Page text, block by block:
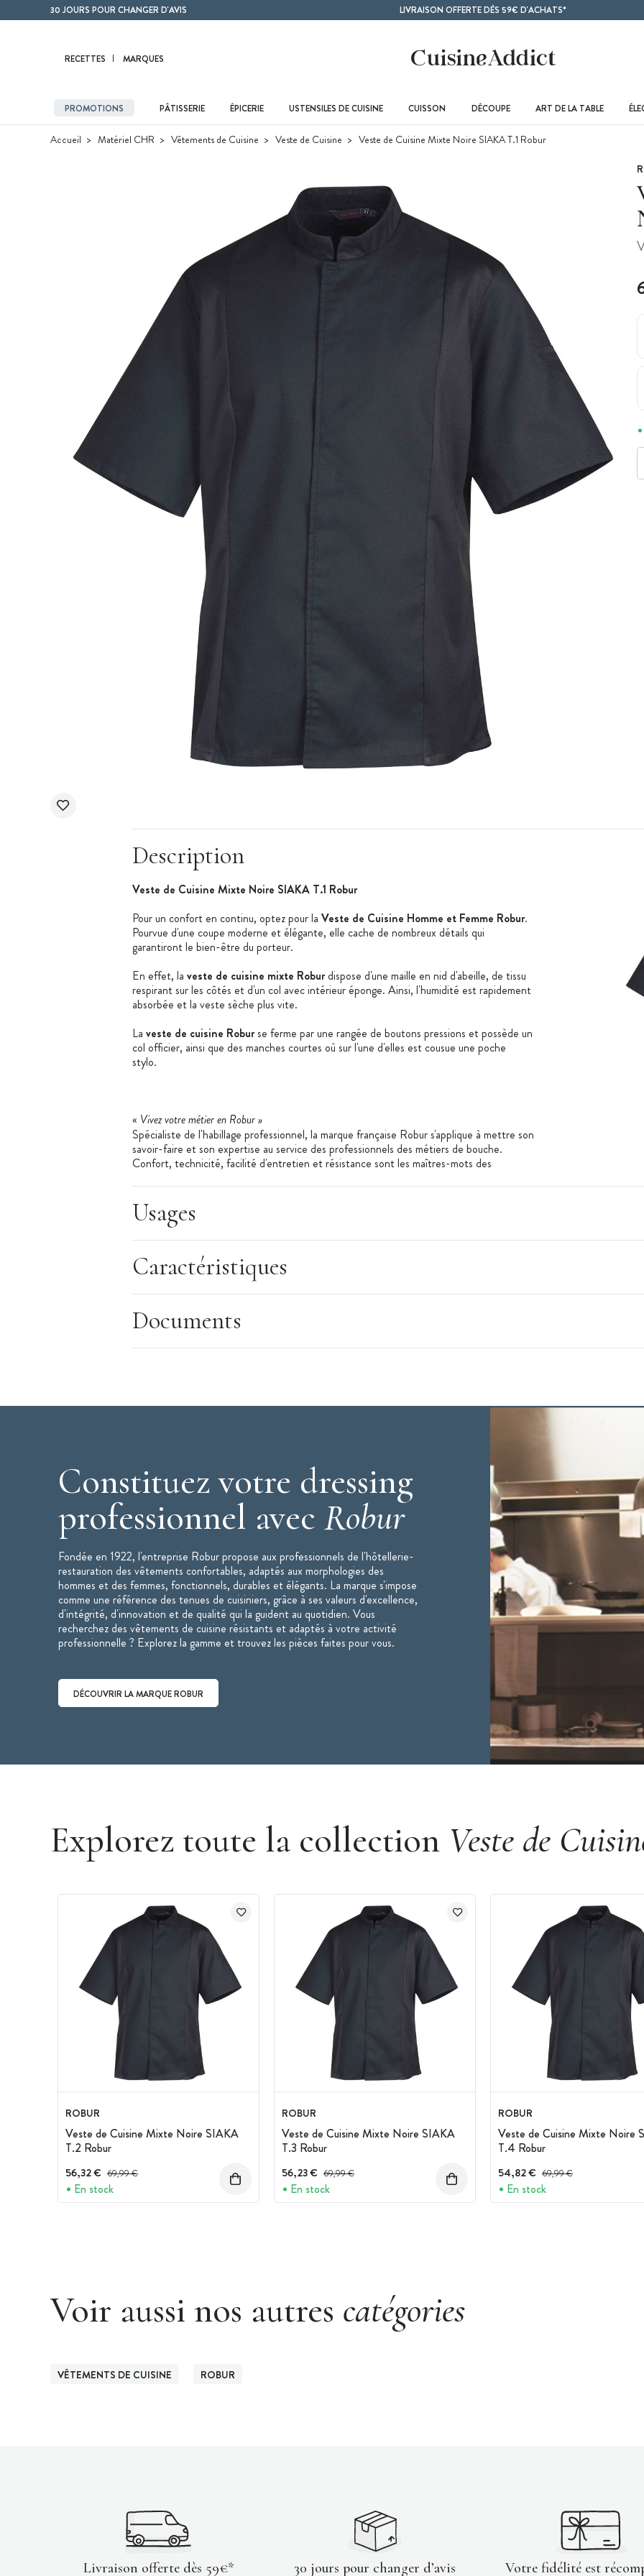
Contenu principal30 JOURS POUR CHANGER D'AVIS LIVRAISON OFFERTE DÈS 59€ D'ACHATS*
RECETTES MARQUES
PROMOTIONS PÂTISSERIE ÉPICERIE USTENSILES DE CUISINE CUISSON DÉCOUPE ART DE LA TABLE
Accueil Matériel CHR Vêtements de Cuisine Veste de Cuisine Veste de Cuisine Mixte Noire SIAKA T.1 Robur
Description
Veste de Cuisine Mixte Noire SIAKA T.1 Robur
Pour un confort en continu, optez pour la Veste de Cuisine Homme et Femme Robur.
Pourvue d'une coupe moderne et élégante, elle cache de nombreux détails qui
garantiront le bien-être du porteur.
En effet, la veste de cuisine mixte Roburdispose d'une maille en nid d'abeille, de tissu
respirant sur les côtés et d'un col avec intérieur éponge. Ainsi, l'humidité est rapidement
absorbée et la veste sèche plus vite.
La veste de cuisine Roburse ferme par une rangée de boutons pressions et possède un
col officier, ainsi que des manches courtes où sur l'une d'elles est cousue une poche
stylo.
« Vivez votre métier en Robur »
Spécialiste de l'habillage professionnel, la marque française Robur s'applique à mettre son
savoir-faire et son expertise au service des professionnels des métiers de bouche.
Confort, technicité, facilité d'entretien et résistance sont les maîtres-mots des
matières premières utilisées par Robur bénéficient du label Oekotex Standard 100.
Cool Plus
Tissu nid d'abeille
Maille respirante
Caractéristiques de la Veste de Cuisine:
Manches courtes
Technologie Cool Plus : Maille respirante sur les côtés
Veste en nid d'abeille ajustée
Fentes dos
Lavage industriel selon norme ISO 15797 - programme couleur
Veste de cuisine mixte SIAKA disponible de taille 0 à la taille 6
Veste disponible en manches longues
Usages
Caractéristiques
Documents
Constituez votre dressing
professionnel avec Robur
Fondée en 1922, l'entreprise Robur propose aux professionnels de l'hôtellerie-
restauration des vêtements confortables, adaptés aux morphologies des
hommes et des femmes, fonctionnels, durables et élégants. La marque s'impose
comme une référence des tenues de cuisiniers, grâce à ses valeurs d'excellence,
d'intégrité, d'innovation et de qualité qui la guident au quotidien. Vous
recherchez des vêtements de cuisine résistants et adaptés à votre activité
professionnelle ? Explorez la gamme et trouvez les pièces faites pour vous.
DÉCOUVRIR LA MARQUE ROBUR
Explorez toute la collection Veste de
ROBUR
Veste de Cuisine Mixte Noire SIAKA
T.2 Robur
56,32 € Prix avant réduction :
69,99 €
En stock
ROBUR
Veste de Cuisine Mixte Noire SIAKA
T.3 Robur
56,23 € Prix avant réduction :
69,99 €
En stock
ROBUR
Veste de Cuisine Mixte Noire
T.4 Robur
54,82 € Prix avant réduction :
69,99 €
En stock
Voir aussi nos autres catégories
VÊTEMENTS DE CUISINE ROBUR
Livraison offerte dès 59€* 30 jours pour changer d’avis Votre fidélité est